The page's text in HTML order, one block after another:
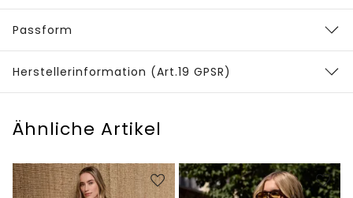
Passform
Herstellerinformation (Art.19 GPSR)
Ähnliche Artikel